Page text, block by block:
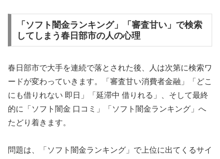
「ソフト闇金ランキング」「審査甘い」で検索
してしまう春日部市の人の心理
春日部市で大手を連続で落とされた後、人は次第に検索ワ
ードが変わっていきます。「審査甘い消費者金融」「どこ
にも借りれない 即日」「延滞中 借りれる」、そして最終
的に「ソフト闇金 口コミ」「ソフト闇金ランキング」へ
たどり着きます。
問題は、「ソフト闇金ランキング」で上位に出てくるサイ